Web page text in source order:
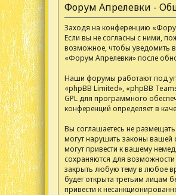
Форум Апрелевки -
Заходя на конференцию
Если вы не согласны с ними,
возможное, чтобы уведомить
«Форум Апрелевки» после
Наши форумы работают под
«phpBB Limited», «phpBB
GPL для программного
конференций определяет в
Вы соглашаетесь не
могут нарушить законы вашей
могут привести к вашему
сохраняются для
закрыть любую тему в любое
будет открыта третьим лицам
привести к